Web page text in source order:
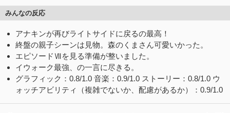
みんなの反応
アナキンが再びライトサイドに戻るの最高！
終盤の親子シーンは見物。森のくまさん可愛いかった。
エピソードⅦを見る準備が整いました。
イウォーク最強、の一言に尽きる。
グラフィック：0.8/1.0 音楽：0.9/1.0 ストーリー：0.8/1.0 ウ
ォッチアビリティ（複雑でないか、配慮があるか）：0.9/1.0